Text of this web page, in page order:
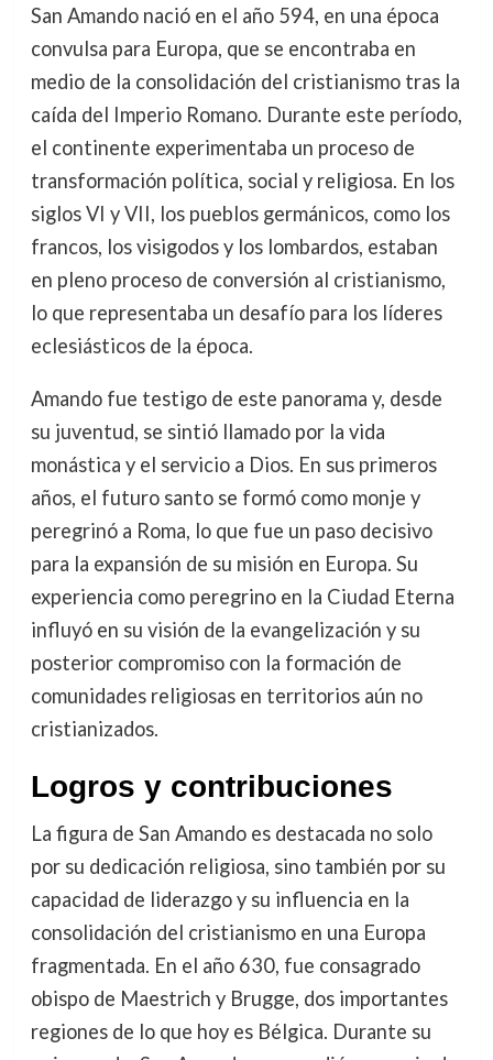
San Amando nació en el año 594, en una época
convulsa para Europa, que se encontraba en
medio de la consolidación del cristianismo tras la
caída del Imperio Romano. Durante este período,
el continente experimentaba un proceso de
transformación política, social y religiosa. En los
siglos VI y VII, los pueblos germánicos, como los
francos, los visigodos y los lombardos, estaban
en pleno proceso de conversión al cristianismo,
lo que representaba un desafío para los líderes
eclesiásticos de la época.
Amando fue testigo de este panorama y, desde
su juventud, se sintió llamado por la vida
monástica y el servicio a Dios. En sus primeros
años, el futuro santo se formó como monje y
peregrinó a Roma, lo que fue un paso decisivo
para la expansión de su misión en Europa. Su
experiencia como peregrino en la Ciudad Eterna
influyó en su visión de la evangelización y su
posterior compromiso con la formación de
comunidades religiosas en territorios aún no
cristianizados.
Logros y contribuciones
La figura de San Amando es destacada no solo
por su dedicación religiosa, sino también por su
capacidad de liderazgo y su influencia en la
consolidación del cristianismo en una Europa
fragmentada. En el año 630, fue consagrado
obispo de Maestrich y Brugge, dos importantes
regiones de lo que hoy es Bélgica. Durante su